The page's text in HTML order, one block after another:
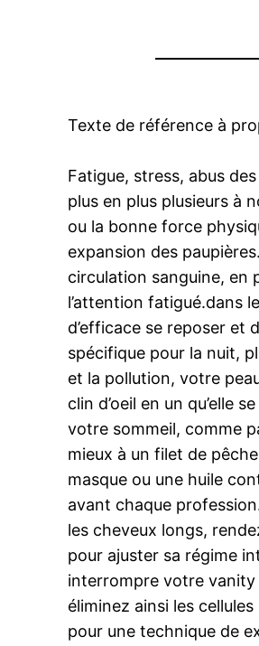
Texte de référence à
Fatigue, stress, abus
plus en plus plusieurs à
ou la bonne force
expansion des
circulation sanguine, en
l’attention fatigué.dans
d’efficace se reposer et
spécifique pour la nuit,
et la pollution, votre
clin d’oeil en un qu’elle
votre sommeil, comme
mieux à un filet de
masque ou une huile
avant chaque
les cheveux longs,
pour ajuster sa régime
interrompre votre vanity
éliminez ainsi les
pour une technique de